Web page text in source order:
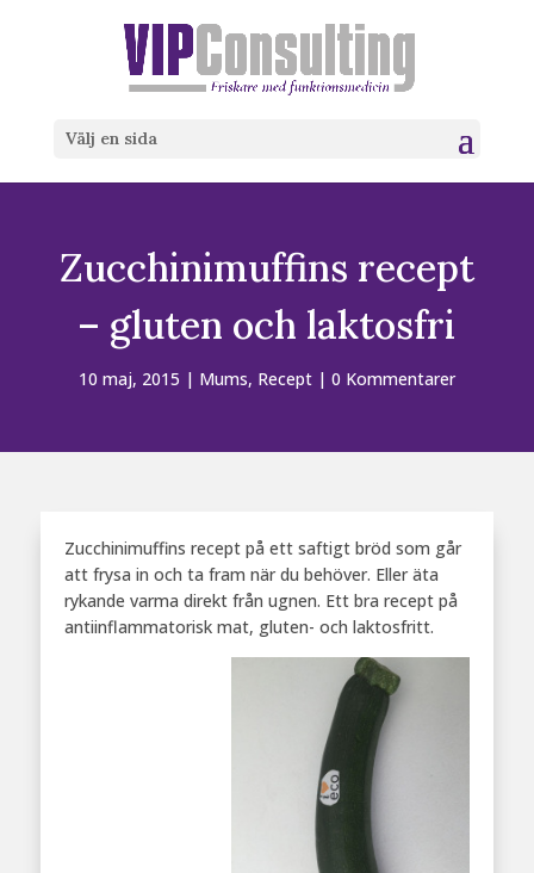
Välj en sida
Zucchinimuffins recept
– gluten och laktosfri
10 maj, 2015 | Mums, Recept| 0 Kommentarer
Zucchinimuffins recept på ett saftigt bröd som går
att frysa in och ta fram när du behöver. Eller äta
rykande varma direkt från ugnen. Ett bra recept på
antiinflammatorisk mat, gluten- och laktosfritt.